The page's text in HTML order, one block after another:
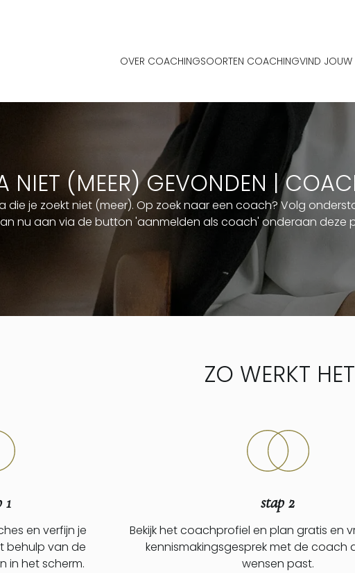
OVER COACHINGSOORTEN COACHINGVIND
NIET (MEER) GEVONDEN |
die je zoekt niet (meer). Op zoek naar een coach? Volg
nu aan via de button 'aanmelden als coach' onderaan deze
ZO WERKT HET
1
en verfijn je
behulp van de
in het scherm.
stap 2
Bekijk het coachprofiel en plan gratis en
kennismakingsgesprek met de coach
wensen past.